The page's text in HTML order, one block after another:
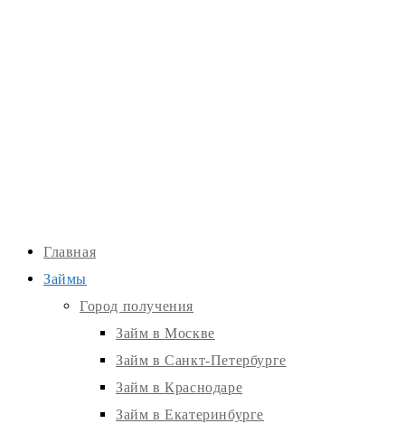
Главная
Займы
Город получения
Займ в Москве
Займ в Санкт-Петербурге
Займ в Краснодаре
Займ в Екатеринбурге